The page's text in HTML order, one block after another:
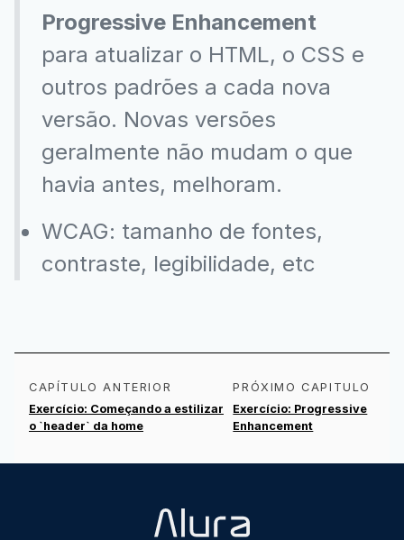
Progressive Enhancement
para atualizar o HTML, o CSS e
outros padrões a cada nova
versão. Novas versões
geralmente não mudam o que
havia antes, melhoram.
WCAG: tamanho de fontes,
contraste, legibilidade, etc
CAPÍTULO ANTERIOR
Exercício: Começando a estilizar
o `header` da home
PRÓXIMO CAPITULO
Exercício: Progressive
Enhancement
Store